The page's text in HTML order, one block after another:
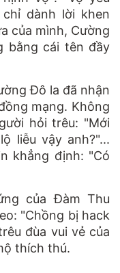
dành lời khen
của mình, Cường
bằng cái tên đầy
Đô la đã nhận
mạng. Không
hỏi trêu: "Mới
liễu vậy anh?"...
khẳng định: "Có
của Đàm Thu
"Chồng bị hack
đùa vui vẻ của
thích thú.